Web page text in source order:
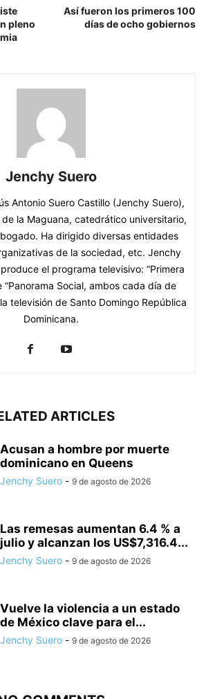
pleno
Así fueron los primeros 100
días de ocho gobiernos
Jenchy Suero
Antonio Suero Castillo (Jenchy Suero),
la Maguana, catedrático universitario,
Ha dirigido diversas entidades
de la sociedad, etc. Jenchy
el programa televisivo: “Primera
“Panorama Social, ambos cada día de
televisión de Santo Domingo República
Dominicana.
ARTICLES
Acusan a hombre por muerte
dominicano en Queens
Jenchy Suero - 9 de agosto de 2026
Las remesas aumentan 6.4 % a
julio y alcanzan los US$7,316.4...
Jenchy Suero - 9 de agosto de 2026
Vuelve la violencia a un estado
de México clave para el...
Jenchy Suero - 9 de agosto de 2026